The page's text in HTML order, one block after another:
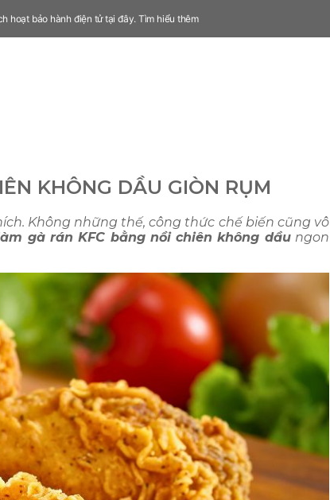
hoạt bảo hành điện tử tại đây.Tìm hiểu thêm
KHÔNG DẦU GIÒN RỤM
Không những thế, công thức chế biến cũng vô
gà rán KFC bằng nồi chiên không dầungon